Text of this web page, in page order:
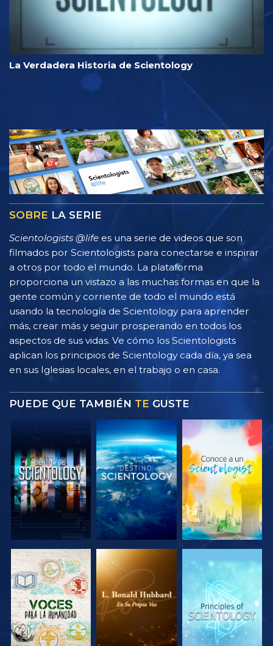
La Verdadera Historia de Scientology
SOBRE LA SERIE
Scientologists @life es una serie de videos que son
filmados por Scientologists para conectarse e inspirar
a otros por todo el mundo. La plataforma
proporciona un vistazo a las muchas formas en que la
gente común y corriente de todo el mundo está
usando la tecnología de Scientology para aprender
más, crear más y seguir prosperando en todos los
aspectos de sus vidas. Ve cómo los Scientologists
aplican los principios de Scientology cada día, ya sea
en sus Iglesias locales, en el trabajo o en casa.
PUEDE QUE TAMBIÉN TE GUSTE
EXPLORA LAS
SERIES
EXPLORA LAS
SERIES
EXPLORA LAS
SERIES